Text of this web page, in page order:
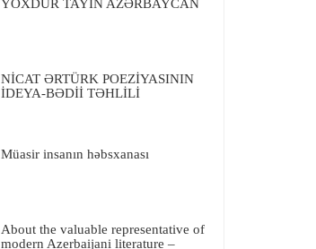
YOXDUR TAYIN AZƏRBAYCAN
NİCAT ƏRTÜRK POEZİYASININ
İDEYA-BƏDİİ TƏHLİLİ
Müasir insanın həbsxanası
About the valuable representative of
modern Azerbaijani literature –